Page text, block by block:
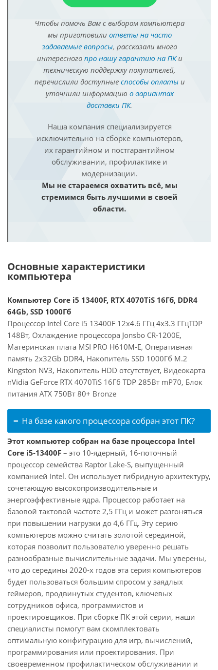
Чтобы помочь Вам с выбором компьютера
мы приготовили ответы на часто
задаваемые вопросы, рассказали много
интересного про нашу гарантию на ПКи
техническую поддержку покупателей,
перечислили доступные способы оплатыи
уточнили информацию о вариантах
доставки ПК.
Наша компания специализируется
исключительно на сборке компьютеров,
их гарантийном и постгарантийном
обслуживании, профилактике и
модернизации.
Мы не стараемся охватить всё, мы
стремимся быть лучшими в своей
области.
Основные характеристики
компьютера
Компьютер Core i5 13400F, RTX 4070TiS 16Гб, DDR4
64Gb, SSD 1000Гб
Процессор Intel Core i5 13400F 12x4.6 ГГц 4x3.3 ГГцTDP
148Вт, Охлаждение процессора Jonsbo CR-1200E,
Материнская плата MSI PRO H610M-E, Оперативная
память 2x32Gb DDR4, Накопитель SSD 1000Гб M.2
Kingston NV3, Накопитель HDD отсутствует, Видеокарта
nVidia GeForce RTX 4070TiS 16Гб TDP 285Вт mP70, Блок
питания ATX 750Вт 80+ Bronze
На базе какого процессора собран этот ПК?
Этот компьютер собран на базе процессора Intel
Core i5-13400F – это 10-ядерный, 16-поточный
процессор семейства Raptor Lake-S, выпущенный
компанией Intel. Он использует гибридную архитектуру,
сочетающую высокопроизводительные и
энергоэффективные ядра. Процессор работает на
базовой тактовой частоте 2,5 ГГц и может разгоняться
при повышении нагрузки до 4,6 ГГц. Эту серию
компьютеров можно считать золотой серединой,
которая позволит пользователю уверенно решать
разнообразные вычислительные задачи. Мы уверены,
что до середины 2020-х годов эта серия компьютеров
будет пользоваться большим спросом у заядлых
геймеров, продвинутых студентов, ключевых
сотрудников офиса, программистов и
проектировщиков. При сборке ПК этой серии, наши
специалисты помогут вам скомплектовать
оптимальную конфигурацию для игр, вычислений,
программирования или проектирования. При
своевременном профилактическом обслуживании и